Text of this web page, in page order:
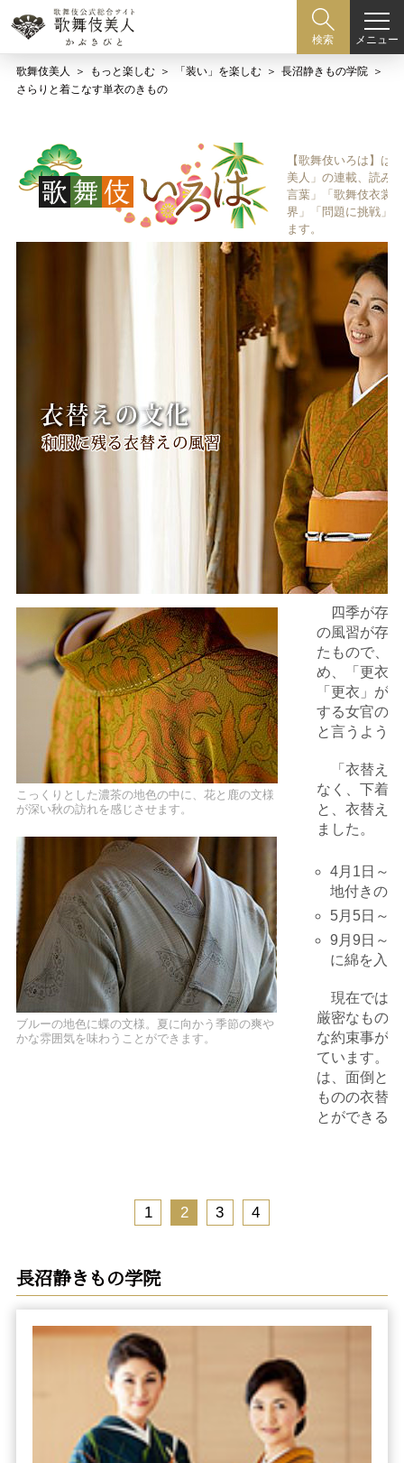
検索 メニュー
歌舞伎美人 もっと楽しむ 「装い」を楽しむ
長沼静きもの学院
さらりと着こなす単衣のきもの
【歌舞伎いろは】は
美人」の連載、読み
言葉」「歌舞伎衣裳
界」「問題に挑戦」
ます。
こっくりとした濃茶の地色の中に、花と鹿の文様
が深い秋の訪れを感じさせます。
ブルーの地色に蝶の文様。夏に向かう季節の爽や
かな雰囲気を味わうことができます。
四季が存在
の風習が存
たもので、4
め、「更衣
「更衣」が
する女官の
と言うよう
「衣替え」
なく、下着
と、衣替え
ました。
4月1日～5
地付きの
5月5日～8
9月9日～3
に綿を入
現在では、
厳密なもの
な約束事が
ています。“
は、面倒と
ものの衣替
とができる
1 2 3 4
長沼静きもの学院